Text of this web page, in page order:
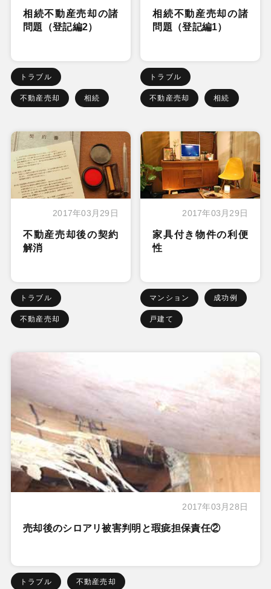
相続不動産売却の諸
問題（登記編2）
トラブル
不動産売却 相続
相続不動産売却の諸
問題（登記編1）
トラブル
不動産売却 相続
2017年03月29日
不動産売却後の契約
解消
トラブル
不動産売却
2017年03月29日
家具付き物件の利便
性
マンション 成功例
戸建て
2017年03月28日
売却後のシロアリ被害判明と瑕疵担保責任②
トラブル 不動産売却